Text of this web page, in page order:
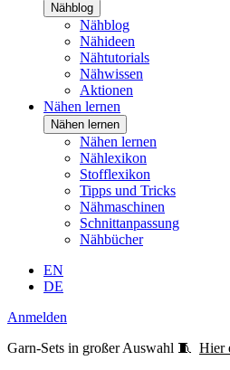
Nähblog
Nähblog
Nähideen
Nähtutorials
Nähwissen
Aktionen
Nähen lernen
Nähen lernen
Nähen lernen
Nählexikon
Stofflexikon
Tipps und Tricks
Nähmaschinen
Schnittanpassung
Nähbücher
EN
DE
Anmelden
Garn-Sets in großer Auswahl 🧵 Hier